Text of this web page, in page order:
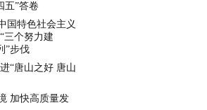
五”答卷
国特色社会主义
三个努力建
”步伐
“唐山之好 唐山
加快高质量发